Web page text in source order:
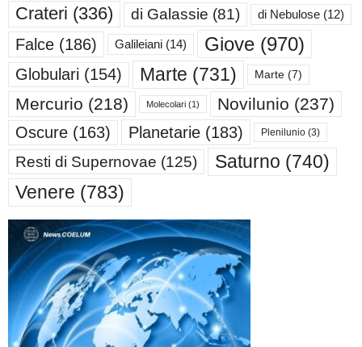
Crateri (336) di Galassie (81) di Nebulose (12)
Falce (186) Galileiani (14) Giove (970)
Globulari (154) Marte (731) Marte (7)
Mercurio (218) Molecolari (1) Novilunio (237)
Oscure (163) Planetarie (183) Plenilunio (3)
Resti di Supernovae (125) Saturno (740)
Venere (783)